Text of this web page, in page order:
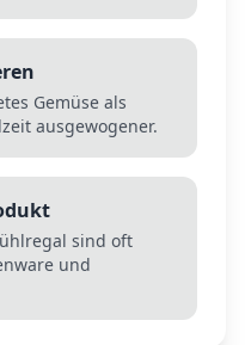
Gemüse als
ausgewogener.
sind oft
und